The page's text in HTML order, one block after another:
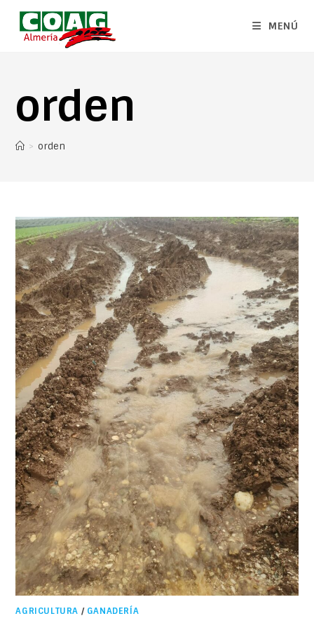
MENÚ
orden
> orden
AGRICULTURA / GANADERÍA